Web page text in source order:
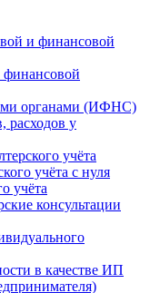
и финансовой
финансовой
органами (ИФНС)
расходов у
учёта
учёта с нуля
учёта
консультации
в качестве ИП